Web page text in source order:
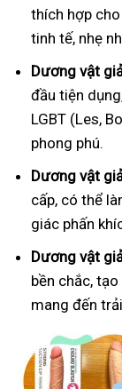
thích hợp
tinh tế, nhẹ
Dương vật
đầu tiện
LGBT (Les,
phong phú.
Dương vật
cấp, có thể
giác phấn
Dương vật
bền chắc,
mang đến